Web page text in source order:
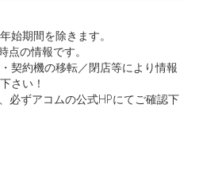
始期間を除きます。
の情報です。
契約機の移転／閉店等により情報
さい！
必ずアコムの公式HPにてご確認下